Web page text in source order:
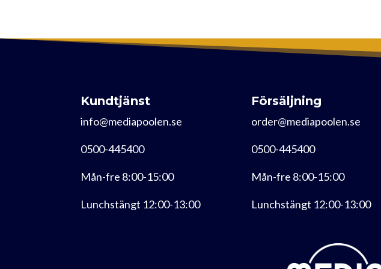
Kundtjänst
info@mediapoolen.se
0500-445400
Mån-fre 8:00-15:00
Lunchstängt 12:00-13:00
Försäljning
order@mediapoolen.se
0500-445400
Mån-fre 8:00-15:00
Lunchstängt 12:00-13:00